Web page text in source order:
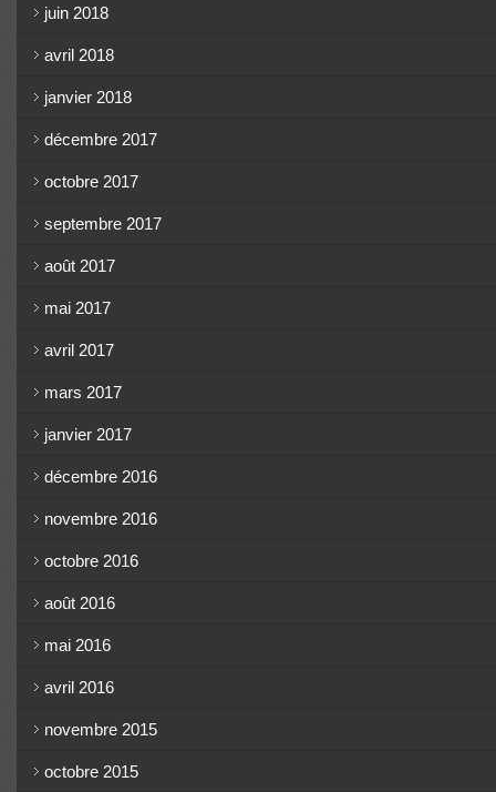
juin 2018
avril 2018
janvier 2018
décembre 2017
octobre 2017
septembre 2017
août 2017
mai 2017
avril 2017
mars 2017
janvier 2017
décembre 2016
novembre 2016
octobre 2016
août 2016
mai 2016
avril 2016
novembre 2015
octobre 2015